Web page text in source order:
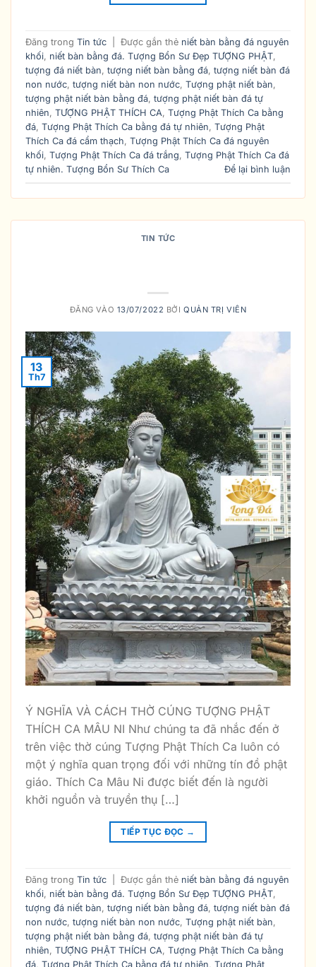
Đăng trong Tin tức Được gắn thẻ niết bàn bằng đá nguyên
khối, niết bàn bằng đá. Tượng Bổn Sư Đẹp TƯỢNG PHẬT,
tượng đá niết bàn, tượng niết bàn bằng đá, tượng niết bàn đá
non nước, tượng niết bàn non nước, Tượng phật niết bàn,
tượng phật niết bàn bằng đá, tượng phật niết bàn đá tự
nhiên, TƯỢNG PHẬT THÍCH CA, Tượng Phật Thích Ca bằng
đá, Tượng Phật Thích Ca bằng đá tự nhiên, Tượng Phật
Thích Ca đá cẩm thạch, Tượng Phật Thích Ca đá nguyên
khối, Tượng Phật Thích Ca đá trắng, Tượng Phật Thích Ca đá
tự nhiên. Tượng Bổn Sư Thích Ca
Để lại bình luận
TIN TỨC
ĐĂNG VÀO 13/07/2022 BỞIQUẢN TRỊ VIÊN
13
Th7
Ý NGHĨA VÀ CÁCH THỜ CÚNG TƯỢNG PHẬT
THÍCH CA MÂU NI Như chúng ta đã nhắc đến ở
trên việc thờ cúng Tượng Phật Thích Ca luôn có
một ý nghĩa quan trọng đối với những tín đồ phật
giáo. Thích Ca Mâu Ni được biết đến là người
khởi nguồn và truyền thụ […]
TIẾP TỤC ĐỌC →
Đăng trong Tin tức Được gắn thẻ niết bàn bằng đá nguyên
khối, niết bàn bằng đá. Tượng Bổn Sư Đẹp TƯỢNG PHẬT,
tượng đá niết bàn, tượng niết bàn bằng đá, tượng niết bàn đá
non nước, tượng niết bàn non nước, Tượng phật niết bàn,
tượng phật niết bàn bằng đá, tượng phật niết bàn đá tự
nhiên, TƯỢNG PHẬT THÍCH CA, Tượng Phật Thích Ca bằng
đá, Tượng Phật Thích Ca bằng đá tự nhiên, Tượng Phật